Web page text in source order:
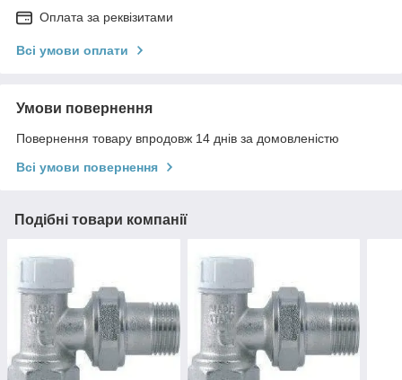
Оплата за реквізитами
Всі умови оплати
Умови повернення
Повернення товару впродовж 14 днів за домовленістю
Всі умови повернення
Подібні товари компанії